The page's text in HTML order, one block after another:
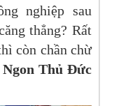
nghiệp sau
thẳng? Rất
còn chần chừ
Ngon Thủ Đức